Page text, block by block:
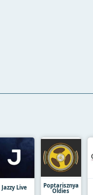
Jazzy Live Poptarisznya
Oldies